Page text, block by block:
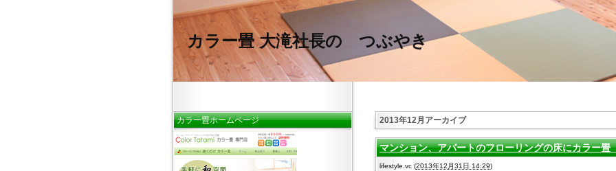
カラー畳 大滝社長の つぶやき
2013年12月アーカイブ
マンション、アパートのフローリングの床にカラー
lifestyle.vc (2013年12月31日 14:29)
カラー畳ホームページ